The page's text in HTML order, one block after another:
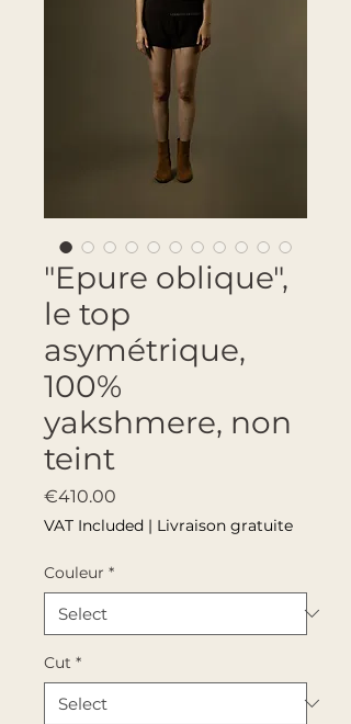
"Epure oblique",
le top
asymétrique,
100%
yakshmere, non
teint
€410.00
VAT Included | Livraison gratuite
Couleur *
Cut *